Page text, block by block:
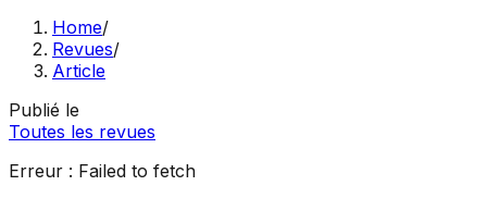
Home/
Revues/
Article
Publié le
Toutes les revues
Erreur : Failed to fetch